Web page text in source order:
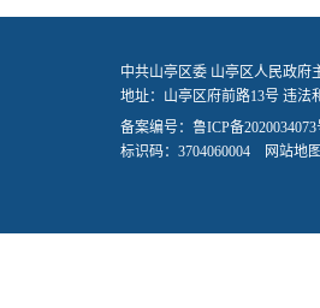
中共山亭区委 山亭区人民政府
地址：山亭区府前路13号 违法
备案编号： 鲁ICP备
标识码：3704060004 网站地